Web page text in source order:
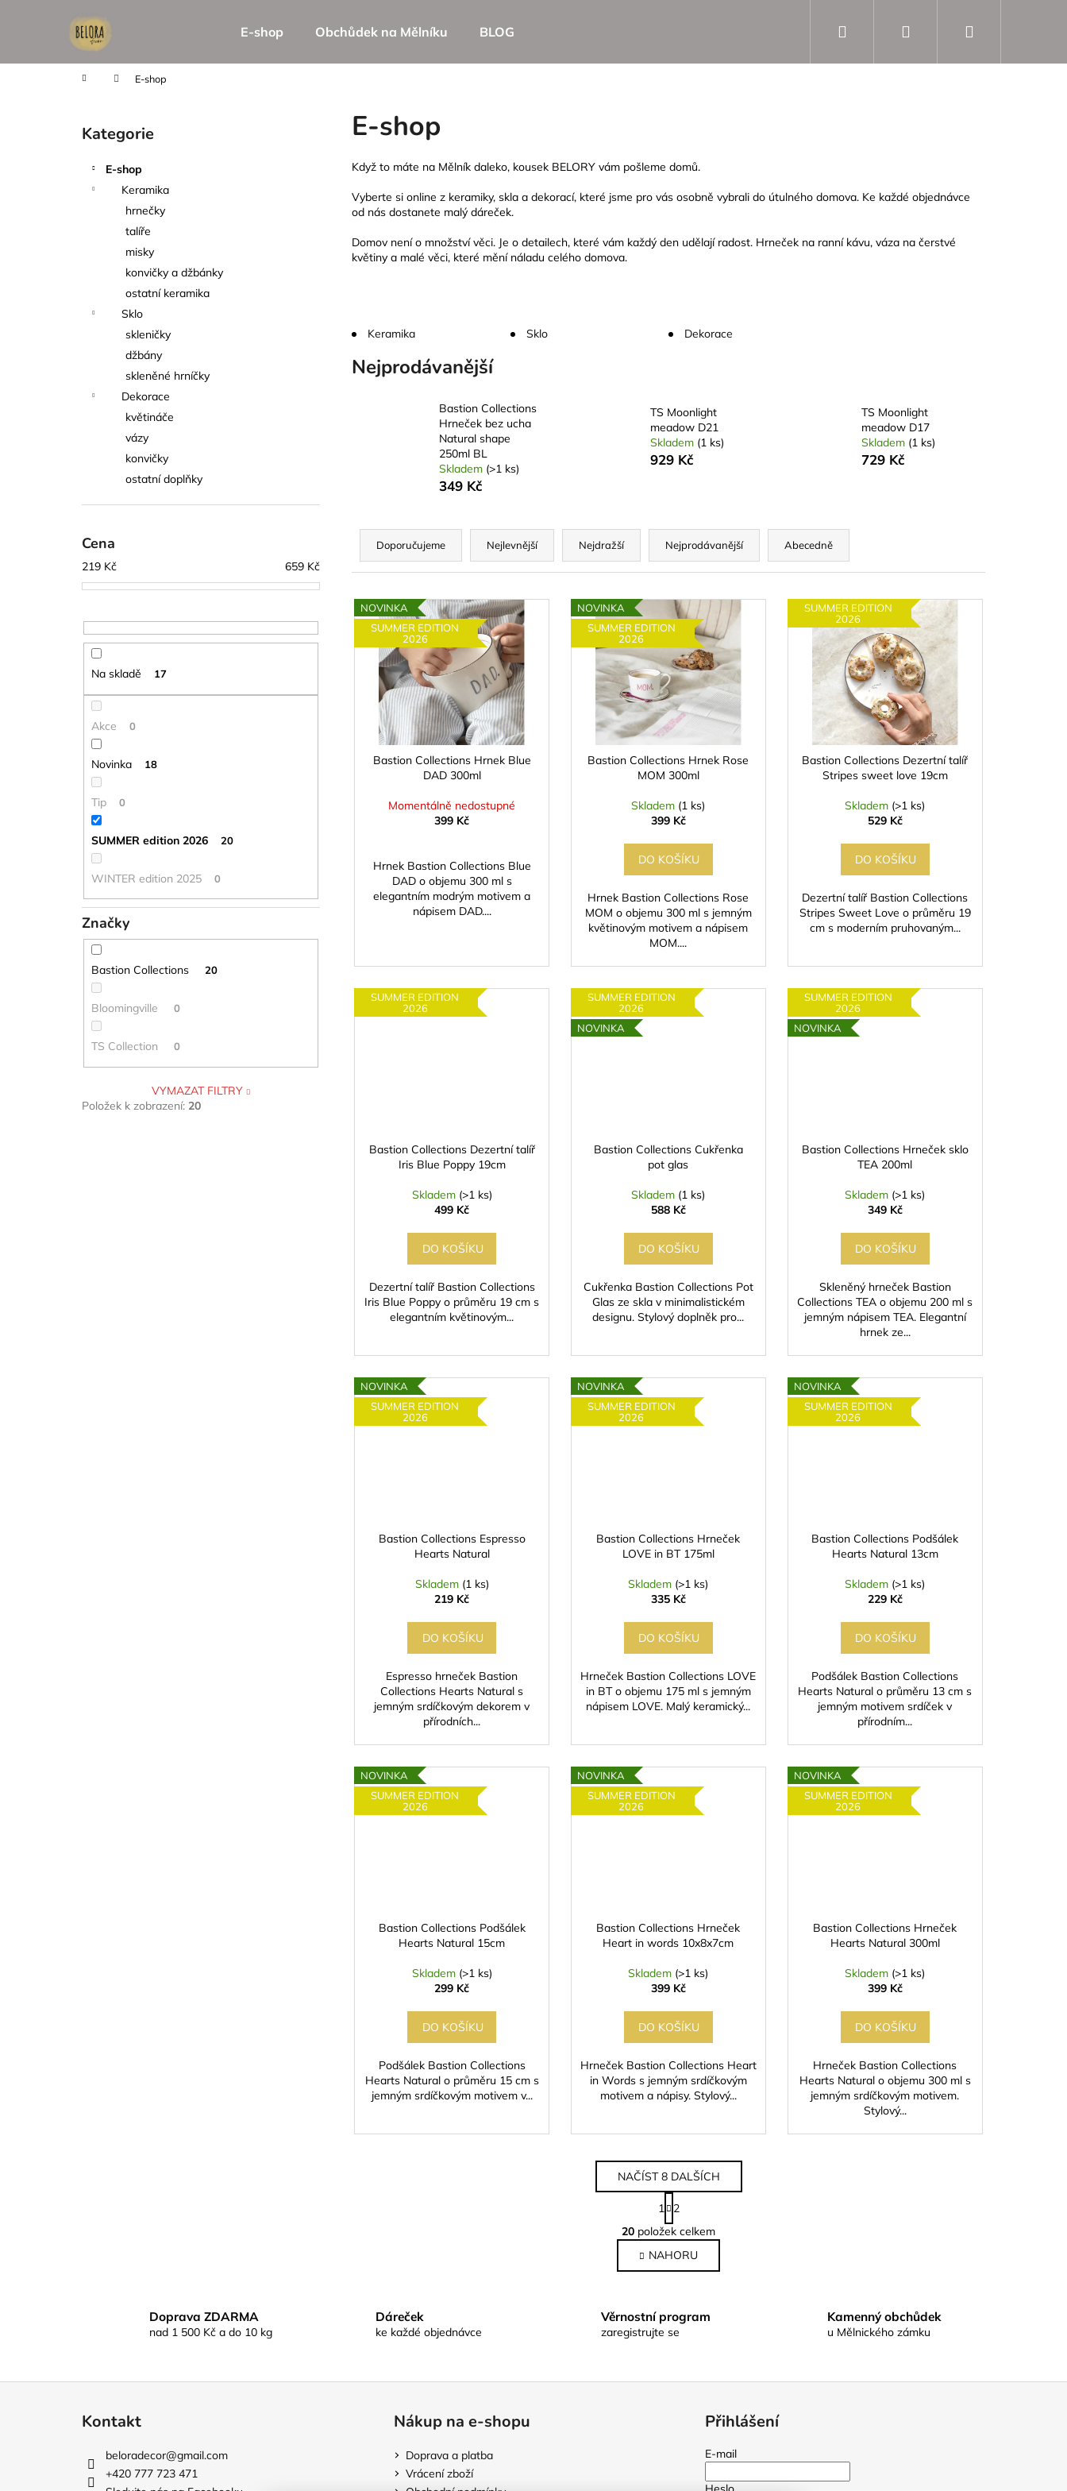
E-shop Obchůdek na Mělníku BLOG Přihlášení
Domů E-shop
Přeskočit
kategorie
Kategorie
E-shop
Keramika
hrnečky
talíře
misky
konvičky a džbánky
ostatní keramika
Sklo
skleničky
džbány
skleněné hrníčky
Dekorace
květináče
vázy
konvičky
ostatní doplňky
Cena
219 Kč 659 Kč
Na skladě 17
Akce 0
Novinka 18
Tip 0
SUMMER edition 2026 20
WINTER edition 2025 0
Značky
Bastion Collections 20
Bloomingville 0
TS Collection 0
VYMAZAT FILTRY
Položek k zobrazení: 20
E-shop
Když to máte na Mělník daleko, kousek BELORY vám pošleme domů.
Vyberte si online z keramiky, skla a dekorací, které jsme pro vás osobně vybrali do útulného domova. Ke každé objednávce
od nás dostanete malý dáreček.
Domov není o množství věci. Je o detailech, které vám každý den udělají radost. Hrneček na ranní kávu, váza na čerstvé
květiny a malé věci, které mění náladu celého domova.
Keramika Sklo Dekorace
Nejprodávanější
Bastion Collections
Hrneček bez ucha
Natural shape
250ml BL
Skladem (>1 ks)
349 Kč
TS Moonlight
meadow D21
Skladem (1 ks)
929 Kč
TS Moonlight
meadow D17
Skladem (1 ks)
729 Kč
Ř
z
n
p
Doporučujeme Nejlevnější Nejdražší Nejprodávanější Abecedně
V
ýNOVINKA
SUMMER EDITION
2026
Bastion Collections Hrnek Blue
DAD 300ml
Momentálně nedostupné
399 Kč
Hrnek Bastion Collections Blue
DAD o objemu 300 ml s
elegantním modrým motivem a
nápisem DAD....
NOVINKA
SUMMER EDITION
2026
Bastion Collections Hrnek Rose
MOM 300ml
Skladem (1 ks)
399 Kč
DO KOŠÍKU
Hrnek Bastion Collections Rose
MOM o objemu 300 ml s jemným
květinovým motivem a nápisem
MOM....
SUMMER EDITION
2026
Bastion Collections Dezertní talíř
Stripes sweet love 19cm
Skladem (>1 ks)
529 Kč
DO KOŠÍKU
Dezertní talíř Bastion Collections
Stripes Sweet Love o průměru 19
cm s moderním pruhovaným...
SUMMER EDITION
2026
Bastion Collections Dezertní talíř
Iris Blue Poppy 19cm
Skladem (>1 ks)
499 Kč
DO KOŠÍKU
Dezertní talíř Bastion Collections
Iris Blue Poppy o průměru 19 cm s
elegantním květinovým...
SUMMER EDITION
2026
NOVINKA
Bastion Collections Cukřenka
pot glas
Skladem (1 ks)
588 Kč
DO KOŠÍKU
Cukřenka Bastion Collections Pot
Glas ze skla v minimalistickém
designu. Stylový doplněk pro...
SUMMER EDITION
2026
NOVINKA
Bastion Collections Hrneček sklo
TEA 200ml
Skladem (>1 ks)
349 Kč
DO KOŠÍKU
Skleněný hrneček Bastion
Collections TEA o objemu 200 ml s
jemným nápisem TEA. Elegantní
hrnek ze...
NOVINKA
SUMMER EDITION
2026
Bastion Collections Espresso
Hearts Natural
Skladem (1 ks)
219 Kč
DO KOŠÍKU
Espresso hrneček Bastion
Collections Hearts Natural s
jemným srdíčkovým dekorem v
přírodních...
NOVINKA
SUMMER EDITION
2026
Bastion Collections Hrneček
LOVE in BT 175ml
Skladem (>1 ks)
335 Kč
DO KOŠÍKU
Hrneček Bastion Collections LOVE
in BT o objemu 175 ml s jemným
nápisem LOVE. Malý keramický...
NOVINKA
SUMMER EDITION
2026
Bastion Collections Podšálek
Hearts Natural 13cm
Skladem (>1 ks)
229 Kč
DO KOŠÍKU
Podšálek Bastion Collections
Hearts Natural o průměru 13 cm s
jemným motivem srdíček v
přírodním...
NOVINKA
SUMMER EDITION
2026
Bastion Collections Podšálek
Hearts Natural 15cm
Skladem (>1 ks)
299 Kč
DO KOŠÍKU
Podšálek Bastion Collections
Hearts Natural o průměru 15 cm s
jemným srdíčkovým motivem v...
NOVINKA
SUMMER EDITION
2026
Bastion Collections Hrneček
Heart in words 10x8x7cm
Skladem (>1 ks)
399 Kč
DO KOŠÍKU
Hrneček Bastion Collections Heart
in Words s jemným srdíčkovým
motivem a nápisy. Stylový...
NOVINKA
SUMMER EDITION
2026
Bastion Collections Hrneček
Hearts Natural 300ml
Skladem (>1 ks)
399 Kč
DO KOŠÍKU
Hrneček Bastion Collections
Hearts Natural o objemu 300 ml s
jemným srdíčkovým motivem.
Stylový...
O
v
l
á
a
c
r
NAČÍST 8 DALŠÍCH
S
t
r
á
n
k
á
n
1
2
20 položek celkem
NAHORU
Doprava ZDARMA
nad 1 500 Kč a do 10 kg
Dáreček
ke každé objednávce
Věrnostní program
zaregistrujte se
Kamenný obchůdek
u Mělnického zámku
í
Zpět
do
Zpět
do
Doporučujeme
Kontakt
beloradecor@gmail.com
+420 777 723 471
Nákup na e-shopu
Doprava a platba
Vrácení zboží
Přihlášení
E-mail